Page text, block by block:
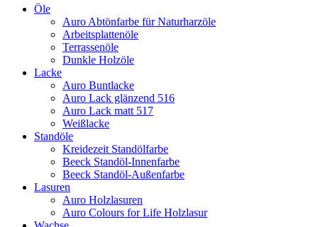
Öle
Auro Abtönfarbe für Naturharzöle
Arbeitsplattenöle
Terrassenöle
Dunkle Holzöle
Lacke
Auro Buntlacke
Auro Lack glänzend 516
Auro Lack matt 517
Weißlacke
Standöle
Kreidezeit Standölfarbe
Beeck Standöl-Innenfarbe
Beeck Standöl-Außenfarbe
Lasuren
Auro Holzlasuren
Auro Colours for Life Holzlasur